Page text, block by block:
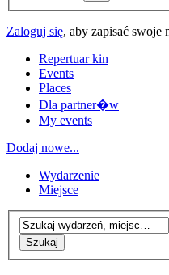
Zaloguj się, aby zapisać swoje
Repertuar kin
Events
Places
Dla partner�w
My events
Dodaj nowe...
Wydarzenie
Miejsce
Szukaj